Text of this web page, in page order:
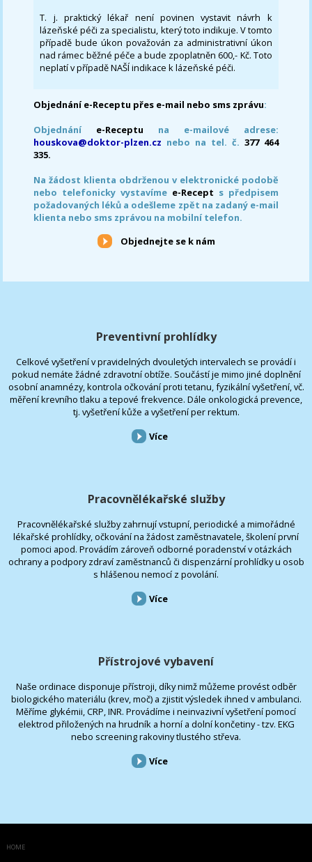
T. j. praktický lékař není povinen vystavit návrh k
lázeňské péči za specialistu, který toto indikuje. V tomto
případě bude úkon považován za administrativní úkon
nad rámec běžné péče a bude zpoplatněn 600,- Kč. Toto
neplatí v případě NAŠÍ indikace k lázeňské péči.
Objednání e-Receptu přes e-mail nebo sms zprávu:
Objednání e-Receptu na e-mailové adrese:
houskova@doktor-plzen.cz nebo na tel. č. 377 464
335.
Na žádost klienta obdrženou v elektronické podobě
nebo telefonicky vystavíme e-Recept s předpisem
požadovaných léků a odešleme zpět na zadaný e-mail
klienta nebo sms zprávou na mobilní telefon.
Objednejte se k nám
Preventivní prohlídky
Celkové vyšetření v pravidelných dvouletých intervalech se provádí i
pokud nemáte žádné zdravotní obtíže. Součástí je mimo jiné doplnění
osobní anamnézy, kontrola očkování proti tetanu, fyzikální vyšetření, vč.
měření krevního tlaku a tepové frekvence. Dále onkologická prevence,
tj. vyšetření kůže a vyšetření per rektum.
Více
Pracovnělékařské služby
Pracovnělékařské služby zahrnují vstupní, periodické a mimořádné
lékařské prohlídky, očkování na žádost zaměstnavatele, školení první
pomoci apod. Provádím zároveň odborné poradenství v otázkách
ochrany a podpory zdraví zaměstnanců či dispenzární prohlídky u osob
s hlášenou nemocí z povolání.
Více
Přístrojové vybavení
Naše ordinace disponuje přístroji, díky nimž můžeme provést odběr
biologického materiálu (krev, moč) a zjistit výsledek ihned v ambulanci.
Měříme glykémii, CRP, INR. Provádíme i neinvazivní vyšetření pomocí
elektrod přiložených na hrudník a horní a dolní končetiny - tzv. EKG
nebo screening rakoviny tlustého střeva.
Více
HOME